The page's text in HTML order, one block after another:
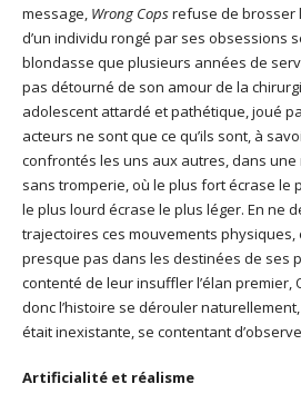
message, Wrong Copsrefuse de brosser
d’un individu rongé par ses obsessions
blondasse que plusieurs années de
pas détourné de son amour de la
adolescent attardé et pathétique, joué
acteurs ne sont que ce qu’ils sont, à
confrontés les uns aux autres, dans
sans tromperie, où le plus fort écrase le
le plus lourd écrase le plus léger. En ne
trajectoires ces mouvements physiques,
presque pas dans les destinées de ses
contenté de leur insuffler l’élan premier,
donc l’histoire se dérouler
était inexistante, se contentant
Artificialité et réalisme